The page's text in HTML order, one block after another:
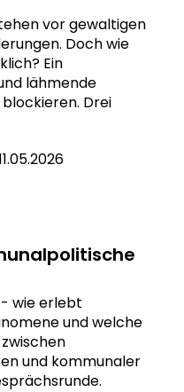
vor gewaltigen
Doch wie
Ein
lähmende
Drei
- wie erlebt
und welche
und kommunaler